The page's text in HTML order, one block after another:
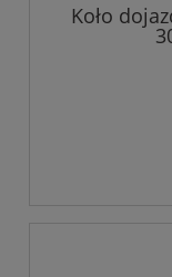
Koło